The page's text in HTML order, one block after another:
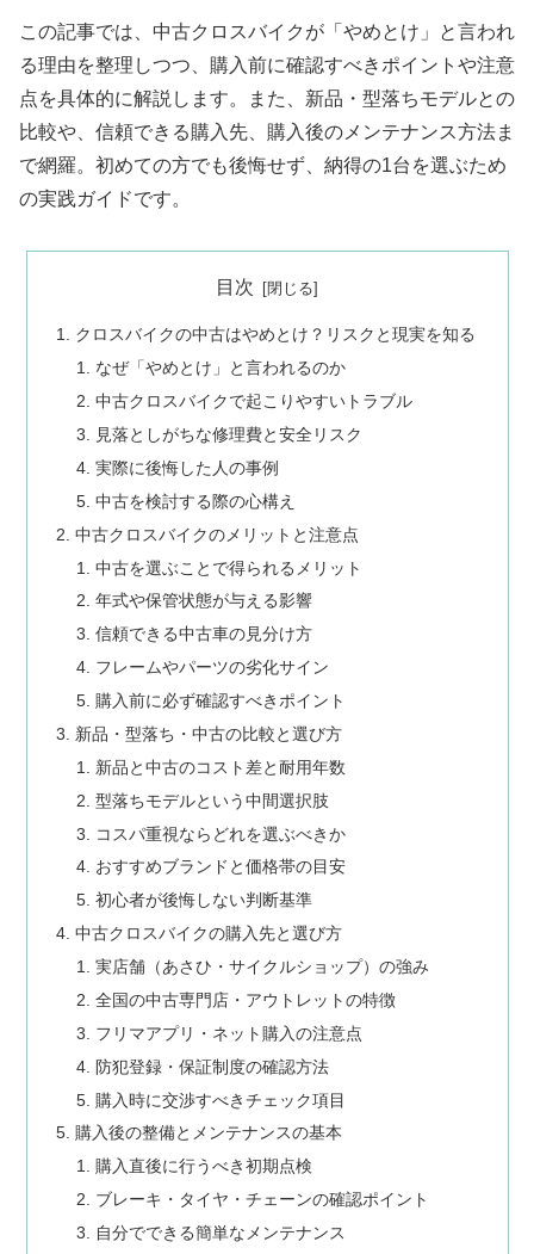
この記事では、中古クロスバイクが「やめとけ」と言われ
る理由を整理しつつ、購入前に確認すべきポイントや注意
点を具体的に解説します。また、新品・型落ちモデルとの
比較や、信頼できる購入先、購入後のメンテナンス方法ま
で網羅。初めての方でも後悔せず、納得の1台を選ぶため
の実践ガイドです。
目次
クロスバイクの中古はやめとけ？リスクと現実を知る
なぜ「やめとけ」と言われるのか
中古クロスバイクで起こりやすいトラブル
見落としがちな修理費と安全リスク
実際に後悔した人の事例
中古を検討する際の心構え
中古クロスバイクのメリットと注意点
中古を選ぶことで得られるメリット
年式や保管状態が与える影響
信頼できる中古車の見分け方
フレームやパーツの劣化サイン
購入前に必ず確認すべきポイント
新品・型落ち・中古の比較と選び方
新品と中古のコスト差と耐用年数
型落ちモデルという中間選択肢
コスパ重視ならどれを選ぶべきか
おすすめブランドと価格帯の目安
初心者が後悔しない判断基準
中古クロスバイクの購入先と選び方
実店舗（あさひ・サイクルショップ）の強み
全国の中古専門店・アウトレットの特徴
フリマアプリ・ネット購入の注意点
防犯登録・保証制度の確認方法
購入時に交渉すべきチェック項目
購入後の整備とメンテナンスの基本
購入直後に行うべき初期点検
ブレーキ・タイヤ・チェーンの確認ポイント
自分でできる簡単なメンテナンス